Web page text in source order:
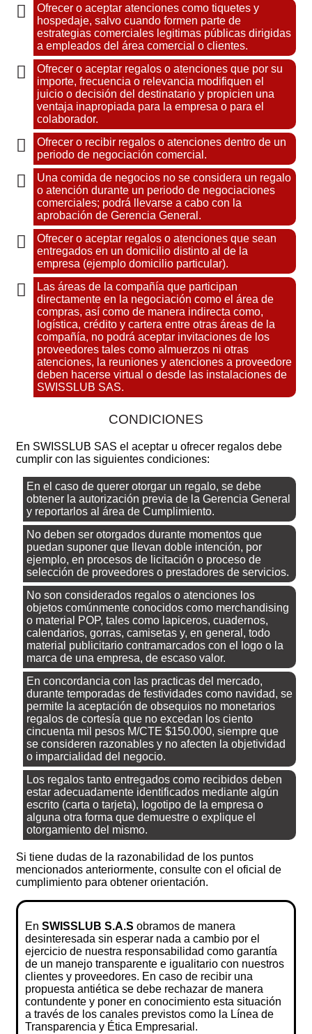
Ofrecer o aceptar atenciones como tiquetes y
hospedaje, salvo cuando formen parte de
estrategias comerciales legitimas públicas dirigidas
a empleados del área comercial o clientes.
Ofrecer o aceptar regalos o atenciones que por su
importe, frecuencia o relevancia modifiquen el
juicio o decisión del destinatario y propicien una
ventaja inapropiada para la empresa o para el
colaborador.
Ofrecer o recibir regalos o atenciones dentro de un
periodo de negociación comercial.
Una comida de negocios no se considera un regalo
o atención durante un periodo de negociaciones
comerciales; podrá llevarse a cabo con la
aprobación de Gerencia General.
Ofrecer o aceptar regalos o atenciones que sean
entregados en un domicilio distinto al de la
empresa (ejemplo domicilio particular).
Las áreas de la compañía que participan
directamente en la negociación como el área de
compras, así como de manera indirecta como,
logística, crédito y cartera entre otras áreas de la
compañía, no podrá aceptar invitaciones de los
proveedores tales como almuerzos ni otras
atenciones, la reuniones y atenciones a proveedore
deben hacerse virtual o desde las instalaciones de
SWISSLUB SAS.
CONDICIONES
En SWISSLUB SAS el aceptar u ofrecer regalos debe
cumplir con las siguientes condiciones:
En el caso de querer otorgar un regalo, se debe
obtener la autorización previa de la Gerencia General
y reportarlos al área de Cumplimiento.
No deben ser otorgados durante momentos que
puedan suponer que llevan doble intención, por
ejemplo, en procesos de licitación o proceso de
selección de proveedores o prestadores de servicios.
No son considerados regalos o atenciones los
objetos comúnmente conocidos como merchandising
o material POP, tales como lapiceros, cuadernos,
calendarios, gorras, camisetas y, en general, todo
material publicitario contramarcados con el logo o la
marca de una empresa, de escaso valor.
En concordancia con las practicas del mercado,
durante temporadas de festividades como navidad, se
permite la aceptación de obsequios no monetarios
regalos de cortesía que no excedan los ciento
cincuenta mil pesos M/CTE $150.000, siempre que
se consideren razonables y no afecten la objetividad
o imparcialidad del negocio.
Los regalos tanto entregados como recibidos deben
estar adecuadamente identificados mediante algún
escrito (carta o tarjeta), logotipo de la empresa o
alguna otra forma que demuestre o explique el
otorgamiento del mismo.
Si tiene dudas de la razonabilidad de los puntos
mencionados anteriormente, consulte con el oficial de
cumplimiento para obtener orientación.
En SWISSLUB S.A.S obramos de manera
desinteresada sin esperar nada a cambio por el
ejercicio de nuestra responsabilidad como garantía
de un manejo transparente e igualitario con nuestros
clientes y proveedores. En caso de recibir una
propuesta antiética se debe rechazar de manera
contundente y poner en conocimiento esta situación
a través de los canales previstos como la Línea de
Transparencia y Ética Empresarial.